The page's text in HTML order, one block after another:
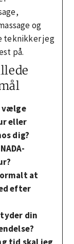
og
teknikker jeg
på.
vælge
eller
dig?
at
efter
din
tid skal jeg